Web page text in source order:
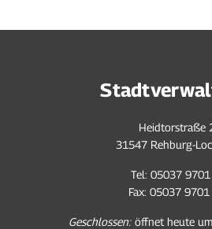
Heidtorstraße
31547 Rehburg-
Tel: 05037
Fax: 05037
Klicken, um weitere
Geschlossen: öffnet heute